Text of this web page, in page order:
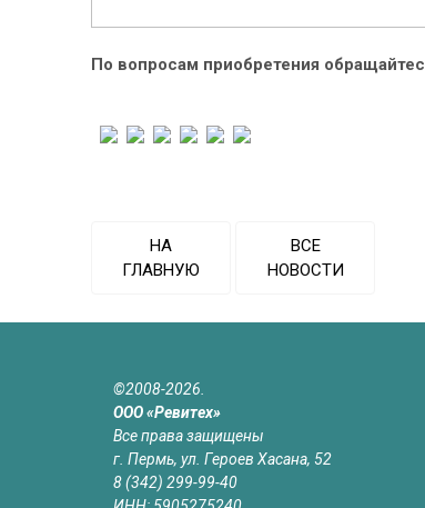
По вопросам приобретения
НА
ГЛАВНУЮ
ВСЕ
НОВОСТИ
©2008-2026.
ООО «Ревитех»
Все права защищены
г. Пермь, ул. Героев Хасана, 52
8 (342) 299-99-40